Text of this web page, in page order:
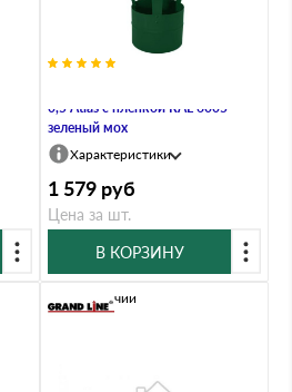
0,5 Atlas с пленкой RAL 6005
зеленый мох
Характеристики
1 579 руб
Цена за шт.
В КОРЗИНУ
В наличии